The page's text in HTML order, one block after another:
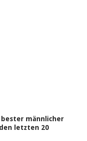
bester männlicher
letzten 20